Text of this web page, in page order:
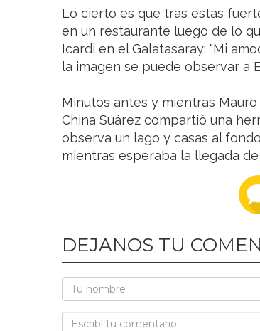
Lo cierto es que tras estas
en un restaurante luego de lo
Icardi en el Galatasaray: "Mi
la imagen se puede observar a
Minutos antes y mientras
China Suárez compartió una
observa un lago y casas al
mientras esperaba la llegada de
DEJANOS TU